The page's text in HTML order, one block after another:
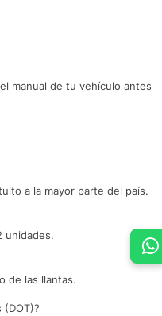
manual de tu vehículo antes
a la mayor parte del país.
unidades.
de las llantas.